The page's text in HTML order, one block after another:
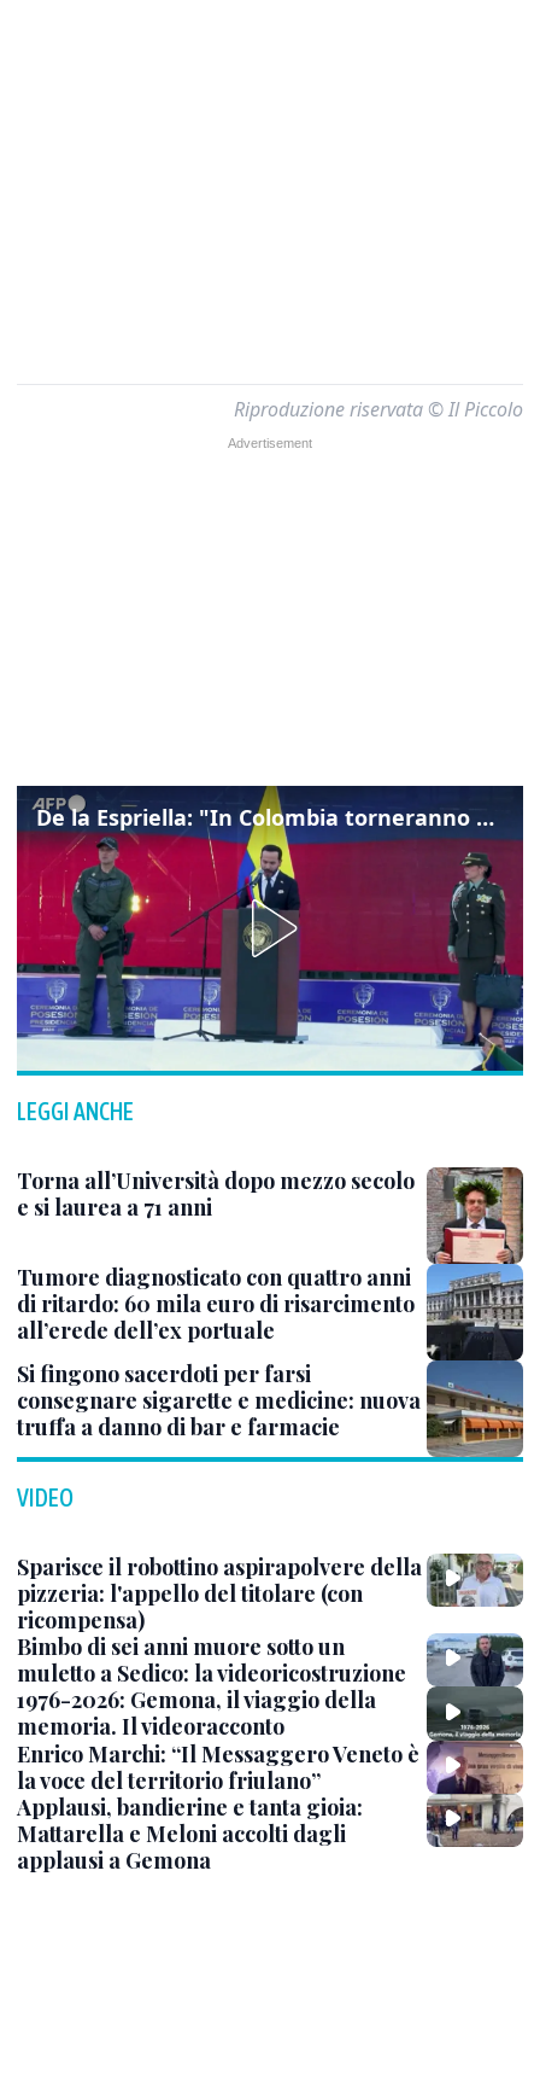
Riproduzione riservata © Il Piccolo
De la Espriella: "In Colombia torneranno ordine, autorità e libertà"
LEGGI ANCHE
Torna all’Università dopo mezzo secolo
e si laurea a 71 anni
Tumore diagnosticato con quattro anni
di ritardo: 60 mila euro di risarcimento
all’erede dell’ex portuale
Si fingono sacerdoti per farsi
consegnare sigarette e medicine: nuova
truffa a danno di bar e farmacie
VIDEO
Sparisce il robottino aspirapolvere della
pizzeria: l'appello del titolare (con
ricompensa)
Bimbo di sei anni muore sotto un
muletto a Sedico: la videoricostruzione
1976-2026: Gemona, il viaggio della
memoria. Il videoracconto
Enrico Marchi: “Il Messaggero Veneto è
la voce del territorio friulano”
Applausi, bandierine e tanta gioia:
Mattarella e Meloni accolti dagli
applausi a Gemona